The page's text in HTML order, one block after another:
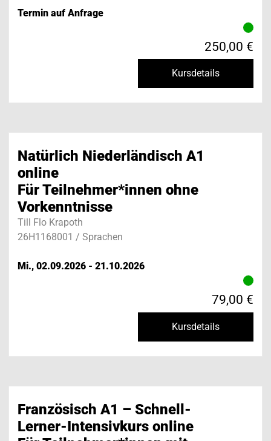
Termin auf Anfrage
250,00 €
Kursdetails
Natürlich Niederländisch A1
online
Für Teilnehmer*innen ohne
Vorkenntnisse
Till Flo Krapoth
26H1168001 / Sprachen
Mi., 02.09.2026 - 21.10.2026
79,00 €
Kursdetails
Französisch A1 – Schnell-
Lerner-Intensivkurs online